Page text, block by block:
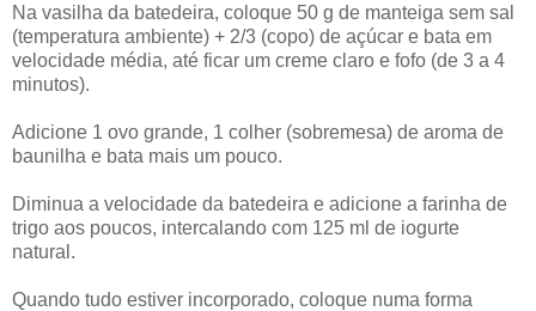
Na vasilha da batedeira, coloque 50 g de manteiga sem sal
(temperatura ambiente) + 2/3 (copo) de açúcar e bata em
velocidade média, até ficar um creme claro e fofo (de 3 a 4
minutos).
Adicione 1 ovo grande, 1 colher (sobremesa) de aroma de
baunilha e bata mais um pouco.
Diminua a velocidade da batedeira e adicione a farinha de
trigo aos poucos, intercalando com 125 ml de iogurte
natural.
Quando tudo estiver incorporado, coloque numa forma